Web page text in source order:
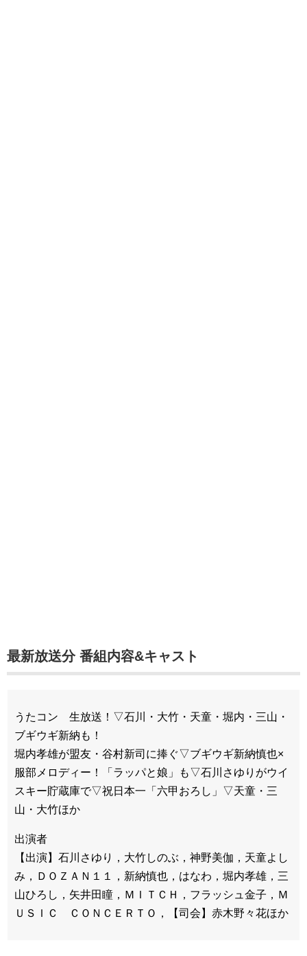
最新放送分 番組内容&キャスト
うたコン 生放送！▽石川・大竹・天童・堀内・三山・
ブギウギ新納も！
堀内孝雄が盟友・谷村新司に捧ぐ▽ブギウギ新納慎也×
服部メロディー！「ラッパと娘」も▽石川さゆりがウイ
スキー貯蔵庫で▽祝日本一「六甲おろし」▽天童・三
山・大竹ほか
出演者
【出演】石川さゆり，大竹しのぶ，神野美伽，天童よし
み，ＤＯＺＡＮ１１，新納慎也，はなわ，堀内孝雄，三
山ひろし，矢井田瞳，ＭＩＴＣＨ，フラッシュ金子，Ｍ
ＵＳＩＣ ＣＯＮＣＥＲＴＯ，【司会】赤木野々花ほか